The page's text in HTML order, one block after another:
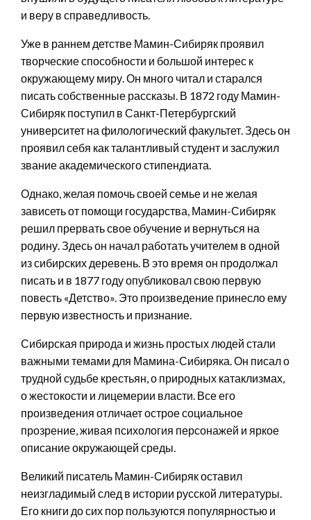
и веру в справедливость.
Уже в раннем детстве Мамин-Сибиряк проявил
творческие способности и большой интерес к
окружающему миру. Он много читал и старался
писать собственные рассказы. В 1872 году Мамин-
Сибиряк поступил в Санкт-Петербургский
университет на филологический факультет. Здесь он
проявил себя как талантливый студент и заслужил
звание академического стипендиата.
Однако, желая помочь своей семье и не желая
зависеть от помощи государства, Мамин-Сибиряк
решил прервать свое обучение и вернуться на
родину. Здесь он начал работать учителем в одной
из сибирских деревень. В это время он продолжал
писать и в 1877 году опубликовал свою первую
повесть «Детство». Это произведение принесло ему
первую известность и признание.
Сибирская природа и жизнь простых людей стали
важными темами для Мамина-Сибиряка. Он писал о
трудной судьбе крестьян, о природных катаклизмах,
о жестокости и лицемерии власти. Все его
произведения отличает острое социальное
прозрение, живая психология персонажей и яркое
описание окружающей среды.
Великий писатель Мамин-Сибиряк оставил
неизгладимый след в истории русской литературы.
Его книги до сих пор пользуются популярностью и